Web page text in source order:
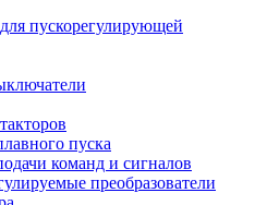
пускорегулирующей
пуска
команд и сигналов
преобразователи